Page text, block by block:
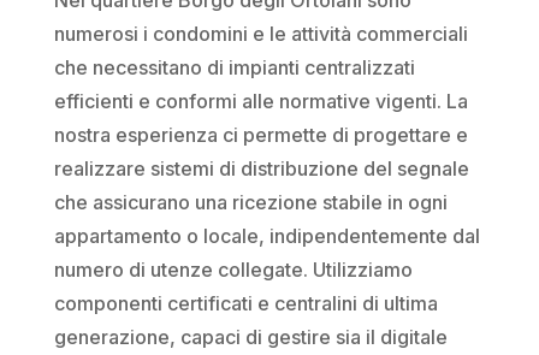
numerosi i condomini e le attività commerciali
che necessitano di impianti centralizzati
efficienti e conformi alle normative vigenti. La
nostra esperienza ci permette di progettare e
realizzare sistemi di distribuzione del segnale
che assicurano una ricezione stabile in ogni
appartamento o locale, indipendentemente dal
numero di utenze collegate. Utilizziamo
componenti certificati e centralini di ultima
generazione, capaci di gestire sia il digitale